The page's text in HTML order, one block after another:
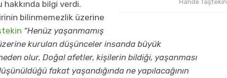
bilgi verdi.
bilinmemezlik üzerine
“Henüz yaşanmamış
kurulan düşünceler insanda büyük
olur. Doğal afetler, kişilerin bildiği, yaşanması
fakat yaşandığında ne yapılacağının